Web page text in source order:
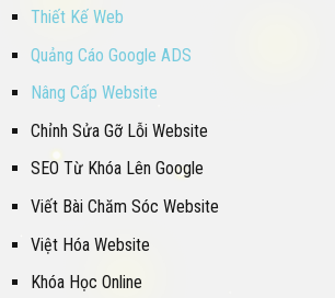
Thiết Kế Web
Quảng Cáo Google ADS
Nâng Cấp Website
Chỉnh Sửa Gỡ Lỗi Website
SEO Từ Khóa Lên Google
Viết Bài Chăm Sóc Website
Việt Hóa Website
Khóa Học Online